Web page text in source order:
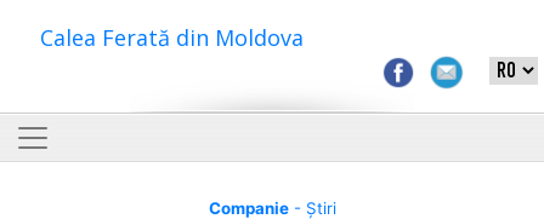
Calea Ferată din Moldova
Companie- Știri